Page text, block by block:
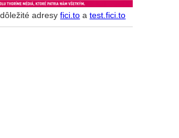
adresyfici.to atest.fici.to